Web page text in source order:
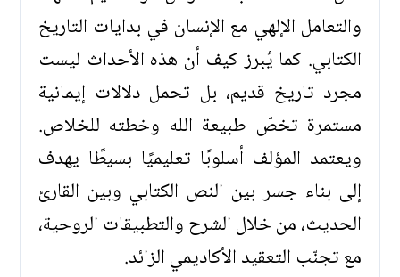
والتعامل الإلهي مع الإنسان في بدايات التاريخ
الكتابي. كما يُبرز كيف أن هذه الأحداث ليست
مجرد تاريخ قديم، بل تحمل دلالات إيمانية
مستمرة تخصّ طبيعة الله وخطته للخلاص.
ويعتمد المؤلف أسلوبًا تعليميًا بسيطًا يهدف
إلى بناء جسر بين النص الكتابي وبين القارئ
الحديث، من خلال الشرح والتطبيقات الروحية،
مع تجنّب التعقيد الأكاديمي الزائد.